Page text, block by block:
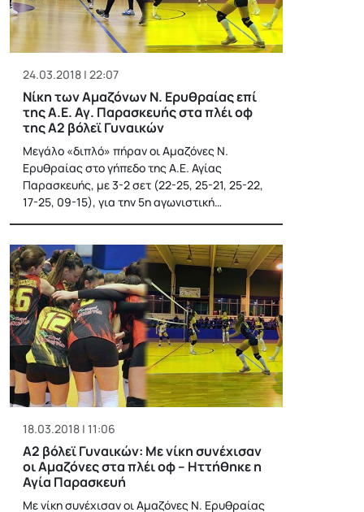
24.03.2018 | 22:07
Νίκη των Αμαζόνων Ν. Ερυθραίας επί
της Α.Ε. Αγ. Παρασκευής στα πλέι οφ
της Α2 βόλεϊ Γυναικών
Μεγάλο «διπλό» πήραν οι Αμαζόνες Ν.
Ερυθραίας στο γήπεδο της Α.Ε. Αγίας
Παρασκευής, με 3-2 σετ (22-25, 25-21, 25-22,
17-25, 09-15), για την 5η αγωνιστική…
18.03.2018 | 11:06
Α2 βόλεϊ Γυναικών: Με νίκη συνέχισαν
οι Αμαζόνες στα πλέι οφ – Ηττήθηκε η
Αγία Παρασκευή
Με νίκη συνέχισαν οι Αμαζόνες Ν. Ερυθραίας